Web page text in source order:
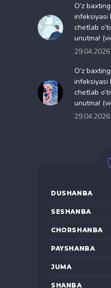
O’z
infeksiyasi
chetlab
unutma!
29.04.2026
O’z
infeksiyasi
chetlab
unutma!
29.04.2026
DUSHANBA
SESHANBA
CHORSHANBA
PAYSHANBA
JUMA
SHANBA